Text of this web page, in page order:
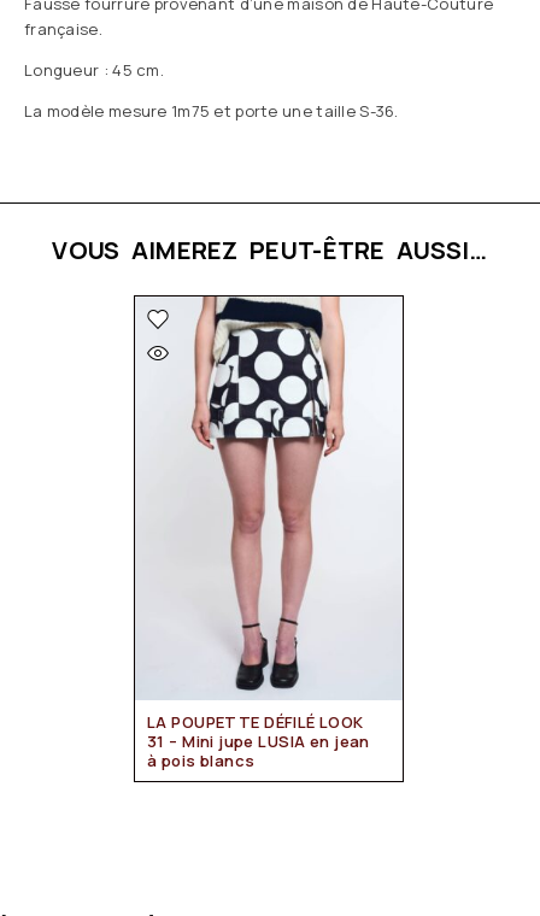
française.
Longueur : 45 cm.
La modèle mesure 1m75 et porte une taille S-36.
VOUS AIMEREZ PEUT-ÊTRE AUSSI…
LA POUPETTE DÉFILÉ LOOK
31 – Mini jupe LUSIA en jean
à pois blancs